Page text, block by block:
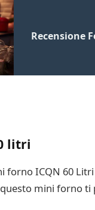
Recensione
litri
forno ICQN 60
mini forno